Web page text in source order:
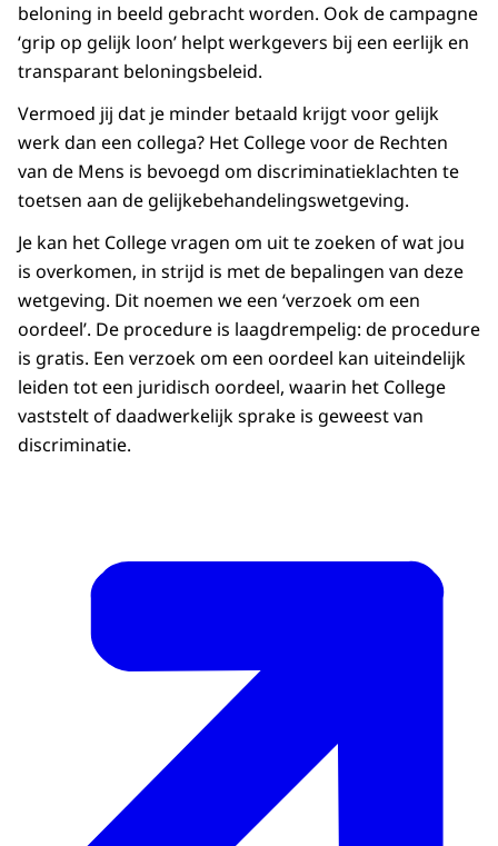
beloning in beeld gebracht worden. Ook de campagne
‘grip op gelijk loon’ helpt werkgevers bij een eerlijk en
transparant beloningsbeleid.
Vermoed jij dat je minder betaald krijgt voor gelijk
werk dan een collega? Het College voor de Rechten
van de Mens is bevoegd om discriminatieklachten te
toetsen aan de gelijkebehandelingswetgeving.
Je kan het College vragen om uit te zoeken of wat jou
is overkomen, in strijd is met de bepalingen van deze
wetgeving. Dit noemen we een ‘verzoek om een
oordeel’. De procedure is laagdrempelig: de procedure
is gratis. Een verzoek om een oordeel kan uiteindelijk
leiden tot een juridisch oordeel, waarin het College
vaststelt of daadwerkelijk sprake is geweest van
discriminatie.